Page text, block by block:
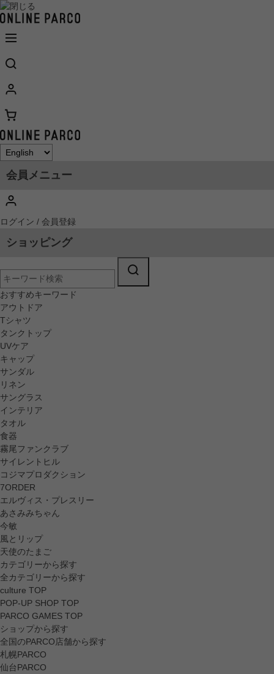
会員メニュー
ログイン / 会員登録
ショッピング
おすすめキーワード
アウトドア
Tシャツ
タンクトップ
UVケア
キャップ
サンダル
リネン
サングラス
インテリア
タオル
食器
霧尾ファンクラブ
サイレントヒル
コジマプロダクション
7ORDER
エルヴィス・プレスリー
あさみみちゃん
今敏
風とリップ
天使のたまご
カテゴリーから探す
全カテゴリーから探す
culture TOP
POP-UP SHOP TOP
PARCO GAMES TOP
ショップから探す
全国のPARCO店舗から探す
札幌PARCO
仙台PARCO